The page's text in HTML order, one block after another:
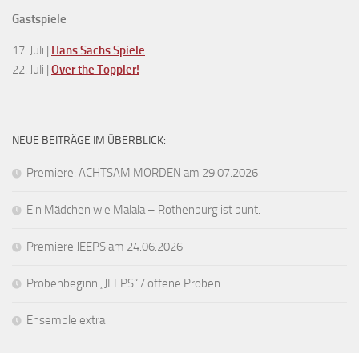
Gastspiele
17. Juli | Hans Sachs Spiele
22. Juli | Over the Toppler!
NEUE BEITRÄGE IM ÜBERBLICK:
Premiere: ACHTSAM MORDEN am 29.07.2026
Ein Mädchen wie Malala – Rothenburg ist bunt.
Premiere JEEPS am 24.06.2026
Probenbeginn „JEEPS“ / offene Proben
Ensemble extra